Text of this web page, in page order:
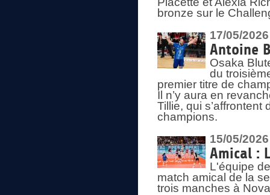
bronze sur le
17/05/2026
Antoine
Osaka
du
premier titre de
Il n’y aura en
Tillie, qui
champions.
15/05/2026
Amical :
L'équipe
match amical de la
trois manches à